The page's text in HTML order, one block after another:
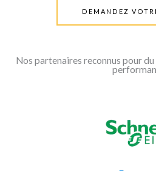
DEMANDEZ
Nos partenaires reconnus pour